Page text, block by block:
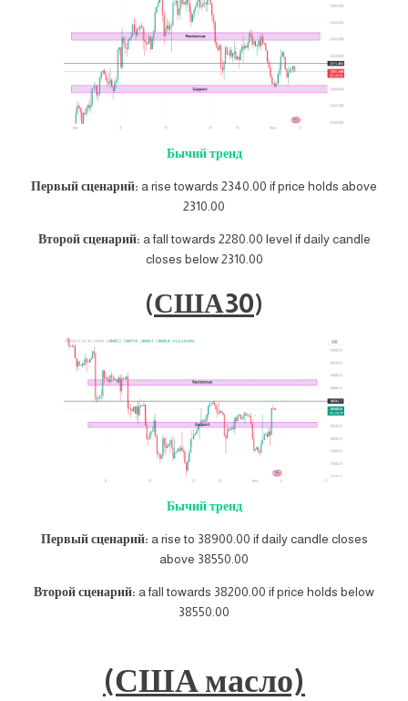
Бычий тренд
Первый сценарий: a rise towards 2340.00 if price holds above
2310.00
Второй сценарий: a fall towards 2280.00 level if daily candle
closes below 2310.00
(США30)
Бычий тренд
Первый сценарий: a rise to 38900.00 if daily candle closes
above 38550.00
Второй сценарий: a fall towards 38200.00 if price holds below
38550.00
(США масло)